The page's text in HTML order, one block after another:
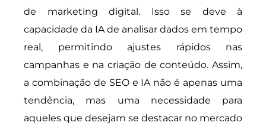
de marketing digital. Isso se deve à
capacidade da IA de analisar dados em tempo
real, permitindo ajustes rápidos nas
campanhas e na criação de conteúdo. Assim,
a combinação de SEO e IA não é apenas uma
tendência, mas uma necessidade para
aqueles que desejam se destacar no mercado